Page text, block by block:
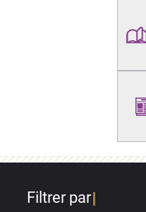
Filtrer par